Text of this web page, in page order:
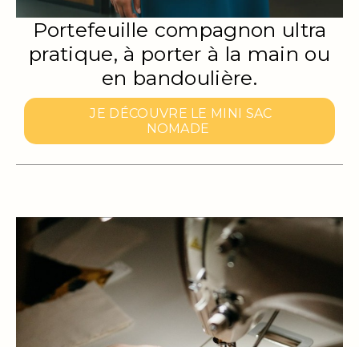
Portefeuille compagnon ultra
pratique, à porter à la main ou
en bandoulière.
JE DÉCOUVRE LE MINI SAC
NOMADE